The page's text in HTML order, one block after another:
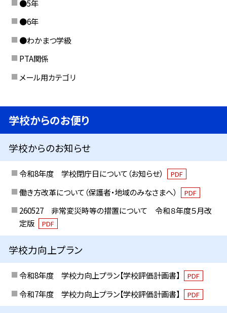
●5年
●6年
●わかまつ学級
PTA関係
メール用カテゴリ
学校からのお便り
学校からのお知らせ
令和8年度 学校閉庁日について（お知らせ） PDF
働き方改革について（保護者・地域のみなさまへ） PDF
260527 非常変災時等の措置について 令和８年度５月改
定版
PDF
学校力向上プラン
令和8年度 学校力向上プラン【学校評価計画書】 PDF
令和7年度 学校力向上プラン【学校評価計画書】 PDF